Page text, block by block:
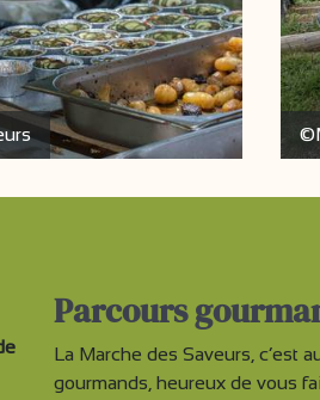
Parcours
La Marche des Saveurs, c’est
gourmands, heureux de vous